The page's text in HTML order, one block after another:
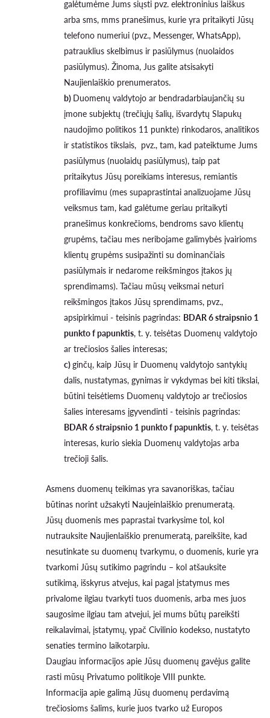
galėtumėme Jums siųsti pvz. elektroninius laiškus
arba sms, mms pranešimus, kurie yra pritaikyti Jūsų
telefono numeriui (pvz., Messenger, WhatsApp),
patrauklius skelbimus ir pasiūlymus (nuolaidos
pasiūlymus). Žinoma, Jus galite atsisakyti
Naujienlaiškio prenumeratos.
b) Duomenų valdytojo ar bendradarbiaujančių su
įmone subjektų (trečiųjų šalių, išvardytų Slapukų
naudojimo politikos 11 punkte) rinkodaros, analitikos
ir statistikos tikslais, pvz., tam, kad pateiktume Jums
pasiūlymus (nuolaidų pasiūlymus), taip pat
pritaikytus Jūsų poreikiams interesus, remiantis
profiliavimu (mes supaprastintai analizuojame Jūsų
veiksmus tam, kad galėtume geriau pritaikyti
pranešimus konkrečioms, bendroms savo klientų
grupėms, tačiau mes neribojame galimybės įvairioms
klientų grupėms susipažinti su dominančiais
pasiūlymais ir nedarome reikšmingos įtakos jų
sprendimams). Tačiau mūsų veiksmai neturi
reikšmingos įtakos Jūsų sprendimams, pvz.,
apsipirkimui - teisinis pagrindas: BDAR 6 straipsnio 1
punkto f papunktis, t. y. teisėtas Duomenų valdytojo
ar trečiosios šalies interesas;
c)ginčų, kaip Jūsų ir Duomenų valdytojo santykių
dalis, nustatymas, gynimas ir vykdymas bei kiti tikslai,
būtini teisėtiems Duomenų valdytojo ar trečiosios
šalies interesams įgyvendinti - teisinis pagrindas:
BDAR 6 straipsnio 1 punkto f papunktis, t. y. teisėtas
interesas, kurio siekia Duomenų valdytojas arba
trečioji šalis.
Asmens duomenų teikimas yra savanoriškas, tačiau
būtinas norint užsakyti Naujeinlaiškio prenumeratą.
Jūsų duomenis mes paprastai tvarkysime tol, kol
nutrauksite Naujienlaiškio prenumeratą, pareikšite, kad
nesutinkate su duomenų tvarkymu, o duomenis, kurie yra
tvarkomi Jūsų sutikimo pagrindu – kol atšauksite
sutikimą, išskyrus atvejus, kai pagal įstatymus mes
privalome ilgiau tvarkyti tuos duomenis, arba mes juos
saugosime ilgiau tam atvejui, jei mums būtų pareikšti
reikalavimai, įstatymų, ypač Civilinio kodekso, nustatyto
senaties termino laikotarpiu.
Daugiau informacijos apie Jūsų duomenų gavėjus galite
rasti mūsų Privatumo politikoje VIII punkte.
Informacija apie galimą Jūsų duomenų perdavimą
trečiosioms šalims, kurie juos tvarko už Europos